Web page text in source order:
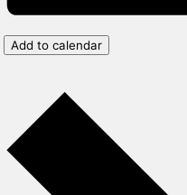
Add to calendar